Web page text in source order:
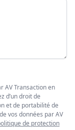
AV Transaction en
d’un droit de
et de portabilité de
vos données par AV
de protection